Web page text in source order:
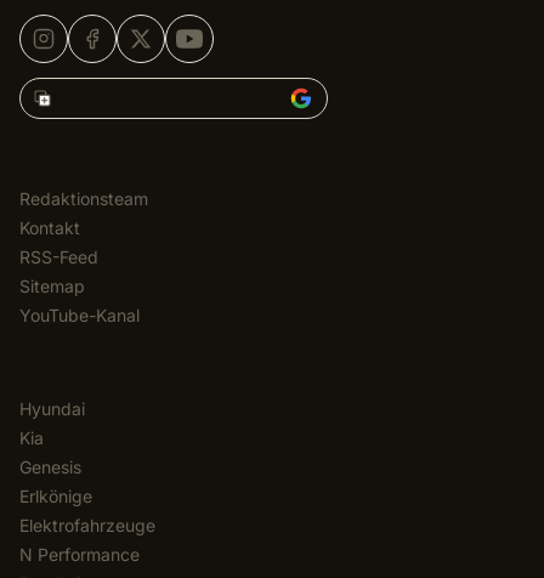
Korean Car Blog hinzufügen zu
Redaktionsteam
Kontakt
RSS-Feed
Sitemap
YouTube-Kanal
Hyundai
Kia
Genesis
Erlkönige
Elektrofahrzeuge
N Performance